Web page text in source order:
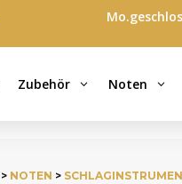
Zubehör 3 Noten 3
> NOTEN >